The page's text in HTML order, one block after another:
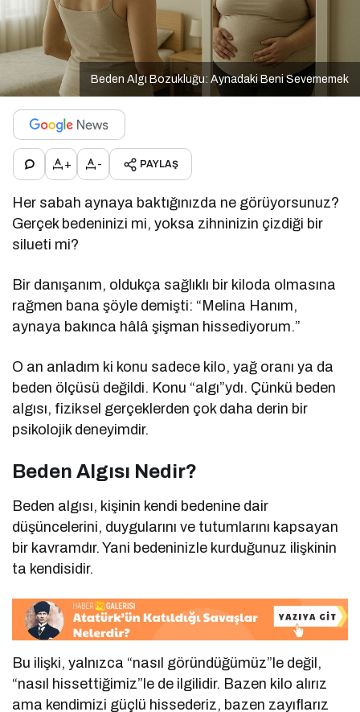
Beden Algı Bozukluğu: Aynadaki Beni Sevememek
+ - PAYLAŞ
Her sabah aynaya baktığınızda ne görüyorsunuz?
Gerçek bedeninizi mi, yoksa zihninizin çizdiği bir
silueti mi?
Bir danışanım, oldukça sağlıklı bir kiloda olmasına
rağmen bana şöyle demişti: “Melina Hanım,
aynaya bakınca hâlâ şişman hissediyorum.”
O an anladım ki konu sadece kilo, yağ oranı ya da
beden ölçüsü değildi. Konu “algı”ydı. Çünkü beden
algısı, fiziksel gerçeklerden çok daha derin bir
psikolojik deneyimdir.
Beden Algısı Nedir?
Beden algısı, kişinin kendi bedenine dair
düşüncelerini, duygularını ve tutumlarını kapsayan
bir kavramdır. Yani bedeninizle kurduğunuz ilişkinin
ta kendisidir.
Bu ilişki, yalnızca “nasıl göründüğümüz”le değil,
“nasıl hissettiğimiz”le de ilgilidir. Bazen kilo alırız
ama kendimizi güçlü hissederiz, bazen zayıflarız